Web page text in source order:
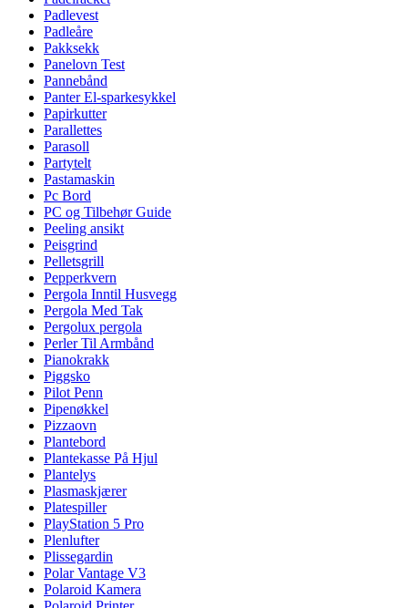
Padlevest
Padleåre
Pakksekk
Panelovn Test
Pannebånd
Panter El-sparkesykkel
Papirkutter
Parallettes
Parasoll
Partytelt
Pastamaskin
Pc Bord
PC og Tilbehør Guide
Peeling ansikt
Peisgrind
Pelletsgrill
Pepperkvern
Pergola Inntil Husvegg
Pergola Med Tak
Pergolux pergola
Perler Til Armbånd
Pianokrakk
Piggsko
Pilot Penn
Pipenøkkel
Pizzaovn
Plantebord
Plantekasse På Hjul
Plantelys
Plasmaskjærer
Platespiller
PlayStation 5 Pro
Plenlufter
Plissegardin
Polar Vantage V3
Polaroid Kamera